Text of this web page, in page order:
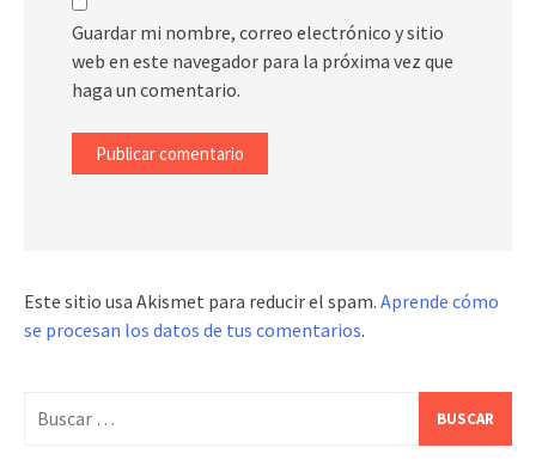
Guardar mi nombre, correo electrónico y sitio
web en este navegador para la próxima vez que
haga un comentario.
Este sitio usa Akismet para reducir el spam. Aprende cómo
se procesan los datos de tus comentarios.